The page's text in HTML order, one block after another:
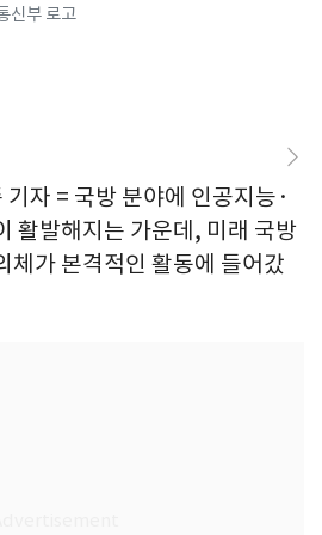
신부 로고
자 = 국방 분야에 인공지능·
활발해지는 가운데, 미래 국방
체가 본격적인 활동에 들어갔